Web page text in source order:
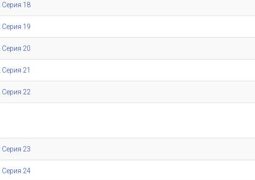
Серия 18
Серия 19
Серия 20
21
Серия 22
Серия 23
Серия 24